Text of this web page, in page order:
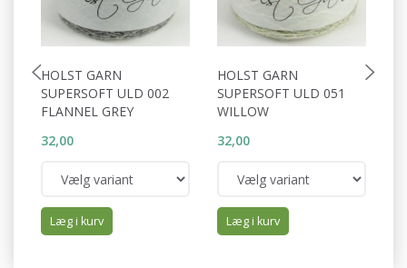
HOLST GARN
SUPERSOFT ULD 002
FLANNEL GREY
32,00
Læg i kurv
HOLST GARN
SUPERSOFT ULD 051
WILLOW
32,00
Læg i kurv